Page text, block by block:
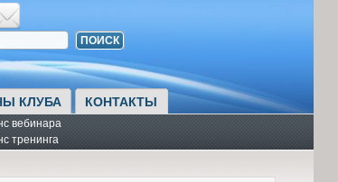
КЛУБА КОНТАКТЫ
вебинара
тренинга